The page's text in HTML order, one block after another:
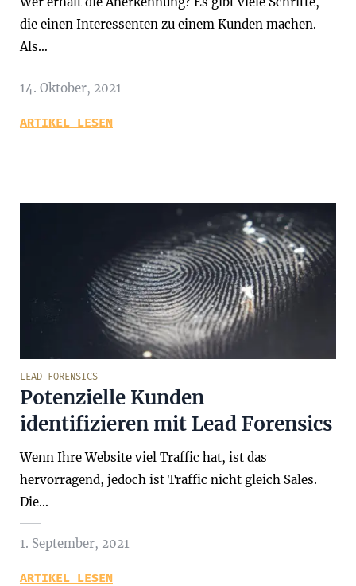
die einen Interessenten zu einem Kunden machen.
Als…
14. Oktober, 2021
ARTIKEL LESEN
LEAD FORENSICS
Potenzielle Kunden
identifizieren mit Lead Forensics
Wenn Ihre Website viel Traffic hat, ist das
hervorragend, jedoch ist Traffic nicht gleich Sales.
Die…
1. September, 2021
ARTIKEL LESEN